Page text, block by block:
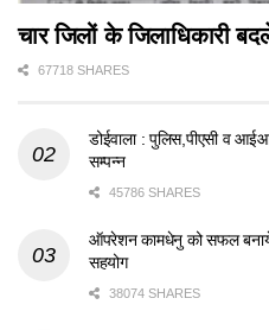
चार जिलों के जिलाधिकारी
67718 SHARES
डोईवाला : पुलिस,पीएसी व
सम्पन्न
45786 SHARES
ऑपरेशन कामधेनु को सफल बनाये
सहयोग
38074 SHARES